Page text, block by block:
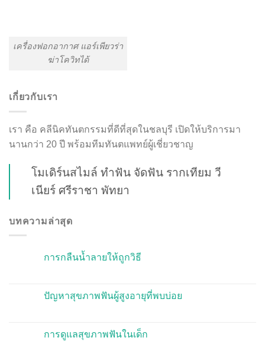
เครื่องฟอกอากาศ แอร์เพียวร่า
ฆ่าโควิทได้
เกี่ยวกับเรา
เรา คือ คลีนิคทันตกรรมที่ดีที่สุดในชลบุรี เปิดให้บริการมา
นานกว่า 20 ปี พร้อมทีมทันตแพทย์ผู้เชี่ยวชาญ
โมเดิร์นสไมล์ ทำฟัน จัดฟัน รากเทียม วี
เนียร์ ศรีราชา พัทยา
บทความล่าสุด
การกลืนน้ำลายให้ถูกวิธี
ปัญหาสุขภาพฟันผู้สูงอายุที่พบบ่อย
การดูแลสุขภาพฟันในเด็ก